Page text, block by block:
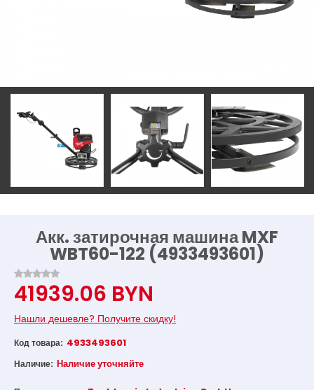
Акк. затирочная машина MXF
WBT60-122 (4933493601)
41939.06 BYN
Нашли дешевле? Получите скидку!
Код товара: 4933493601
Наличие: Наличие уточняйте